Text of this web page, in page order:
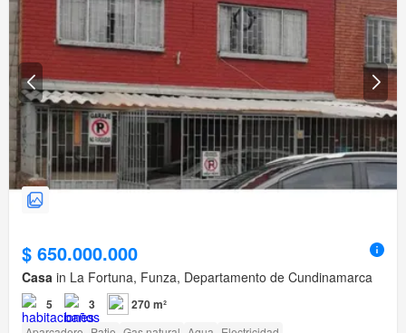
$ 650.000.000
Casa in La Fortuna, Funza, Departamento de Cundinamarca
5 3 270 m²